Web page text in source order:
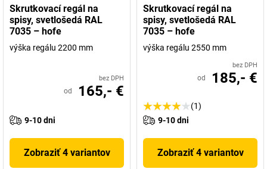
Skrutkovací regál na
spisy, svetlošedá RAL
7035 – hofe
výška regálu 2200 mm
bez DPH
od 165,- €
9-10 dni
Zobraziť 4 variantov
Skrutkovací regál na
spisy, svetlošedá RAL
7035 – hofe
výška regálu 2550 mm
bez DPH
od 185,- €
(1)
9-10 dni
Zobraziť 4 variantov